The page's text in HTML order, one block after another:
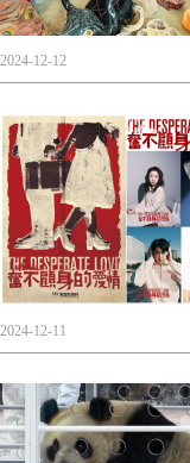
2024-12-12
2024-12-11